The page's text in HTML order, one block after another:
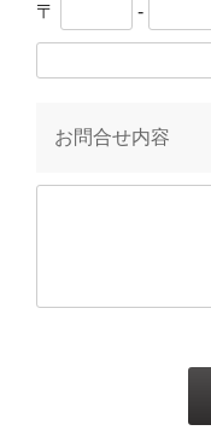
〒 -
お問合せ内容